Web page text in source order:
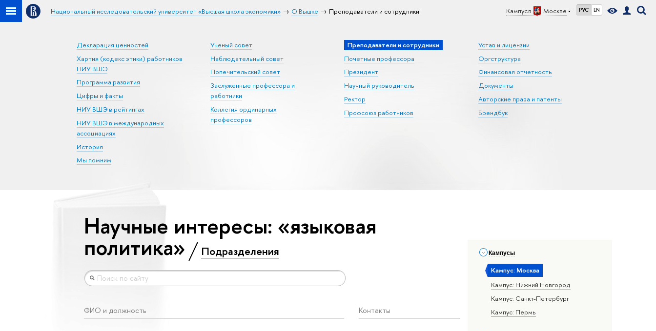
Кампус в Москве РУС EN
Национальный исследовательский университет «Высшая школа экономики» О Вышке Преподаватели и сотрудники
Декларация ценностей
Хартия (кодекс этики) работников
НИУ ВШЭ
Программа развития
Цифры и факты
НИУ ВШЭ в рейтингах
НИУ ВШЭ в международных
ассоциациях
История
Мы помним
Ученый совет
Наблюдательный совет
Попечительский совет
Заслуженные профессора и
работники
Коллегия ординарных
профессоров
Преподаватели и сотрудники
Почетные профессора
Президент
Научный руководитель
Ректор
Профсоюз работников
Устав и лицензии
Оргструктура
Финансовая отчетность
Документы
Авторские права и патенты
Брендбук
Кампусы
Кампус: Москва
Кампус: Нижний Новгород
Кампус: Санкт-Петербург
Кампус: Пермь
Научные интересы: «языковая
политика» Подразделения
ФИО и должность Контакты